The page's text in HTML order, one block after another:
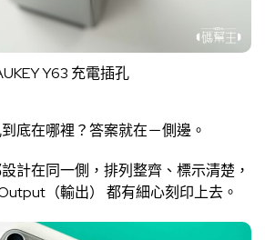
Y63 充電插孔
底在哪裡？答案就在－側邊。
計在同一側，排列整齊、標示清楚，
（輸出） 都有細心刻印上去。